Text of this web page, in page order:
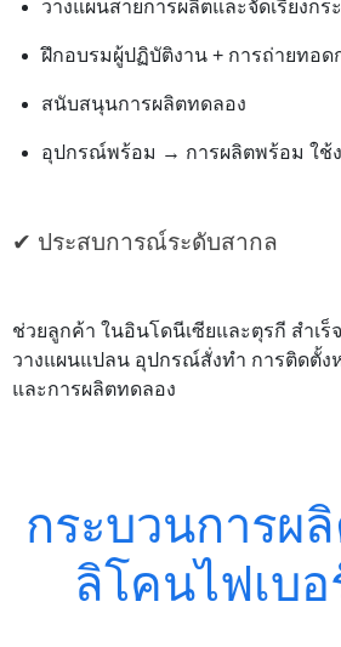
วางแผนสายการผลิตและจัดเรียงกร
ฝึกอบรมผู้ปฏิบัติงาน + การถ่ายทอด
สนับสนุนการผลิตทดลอง
อุปกรณ์พร้อม → การผลิตพร้อม ใช้
✔︎ ประสบการณ์ระดับสากล
ช่วยลูกค้า ในอินโดนีเซียและตุรกี สำเ
วางแผนแปลน อุปกรณ์สั่งทำ การติดตั้ง
และการผลิตทดลอง
กระบวนการผ
ลิโคนไฟเบ